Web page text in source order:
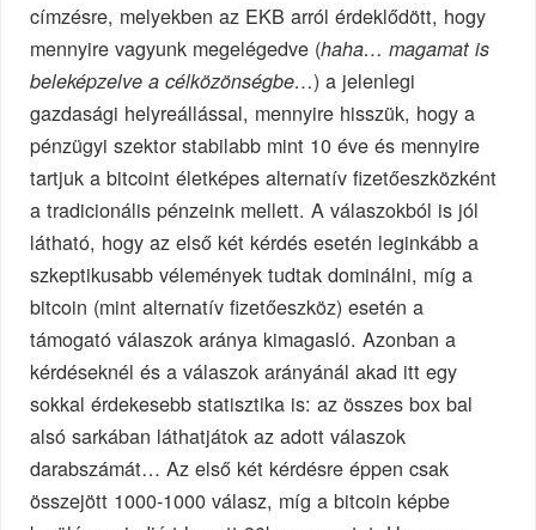
címzésre, melyekben az EKB arról érdeklődött, hogy
mennyire vagyunk megelégedve (haha… magamat is
beleképzelve a célközönségbe…) a jelenlegi
gazdasági helyreállással, mennyire hisszük, hogy a
pénzügyi szektor stabilabb mint 10 éve és mennyire
tartjuk a bitcoint életképes alternatív fizetőeszközként
a tradicionális pénzeink mellett. A válaszokból is jól
látható, hogy az első két kérdés esetén leginkább a
szkeptikusabb vélemények tudtak dominálni, míg a
bitcoin (mint alternatív fizetőeszköz) esetén a
támogató válaszok aránya kimagasló. Azonban a
kérdéseknél és a válaszok arányánál akad itt egy
sokkal érdekesebb statisztika is: az összes box bal
alsó sarkában láthatjátok az adott válaszok
darabszámát… Az első két kérdésre éppen csak
összejött 1000-1000 válasz, míg a bitcoin képbe